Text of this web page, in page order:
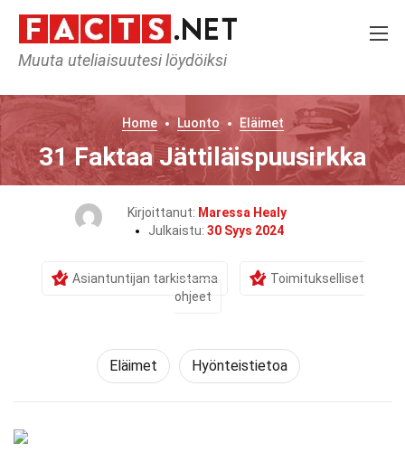
Muuta uteliaisuutesi löydöiksi
Home Luonto Eläimet
31 Faktaa Jättiläispuusirkka
Kirjoittanut: Maressa Healy
Julkaistu: 30 Syys 2024
Asiantuntijan tarkistama
Toimitukselliset
ohjeet
Eläimet Hyönteistietoa